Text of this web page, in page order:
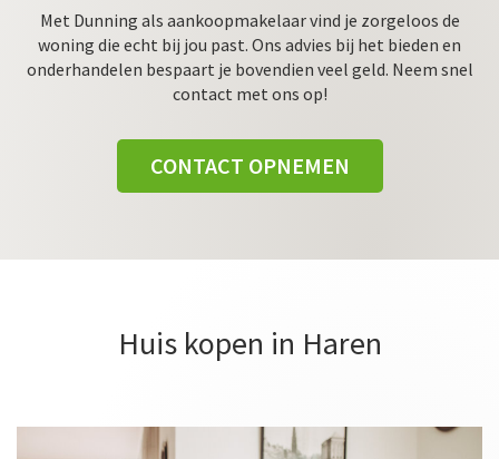
Met Dunning als aankoopmakelaar vind je zorgeloos de
woning die echt bij jou past. Ons advies bij het bieden en
onderhandelen bespaart je bovendien veel geld. Neem snel
contact met ons op!
CONTACT OPNEMEN
Huis kopen in Haren